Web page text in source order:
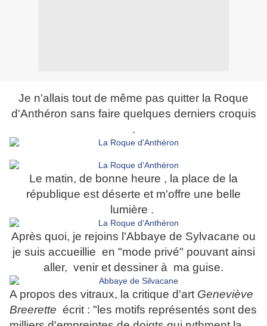
Je n'allais tout de même pas quitter la Roque
d'Anthéron sans faire quelques derniers croquis
.
Le matin, de bonne heure , la place de la
république est déserte et m'offre une belle
lumière .
Après quoi, je rejoins l'Abbaye de Sylvacane ou
je suis accueillie en "mode privé" pouvant ainsi
aller, venir et dessiner à ma guise.
A propos des vitraux, la critique d'art Geneviève
Breerette écrit : "les motifs représentés sont des